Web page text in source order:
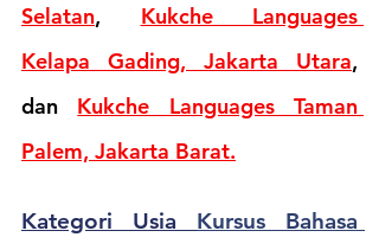
Selatan, Kukche Languages
Kelapa Gading, Jakarta Utara,
dan Kukche Languages Taman
Palem, Jakarta Barat.
Kategori Usia Kursus Bahasa